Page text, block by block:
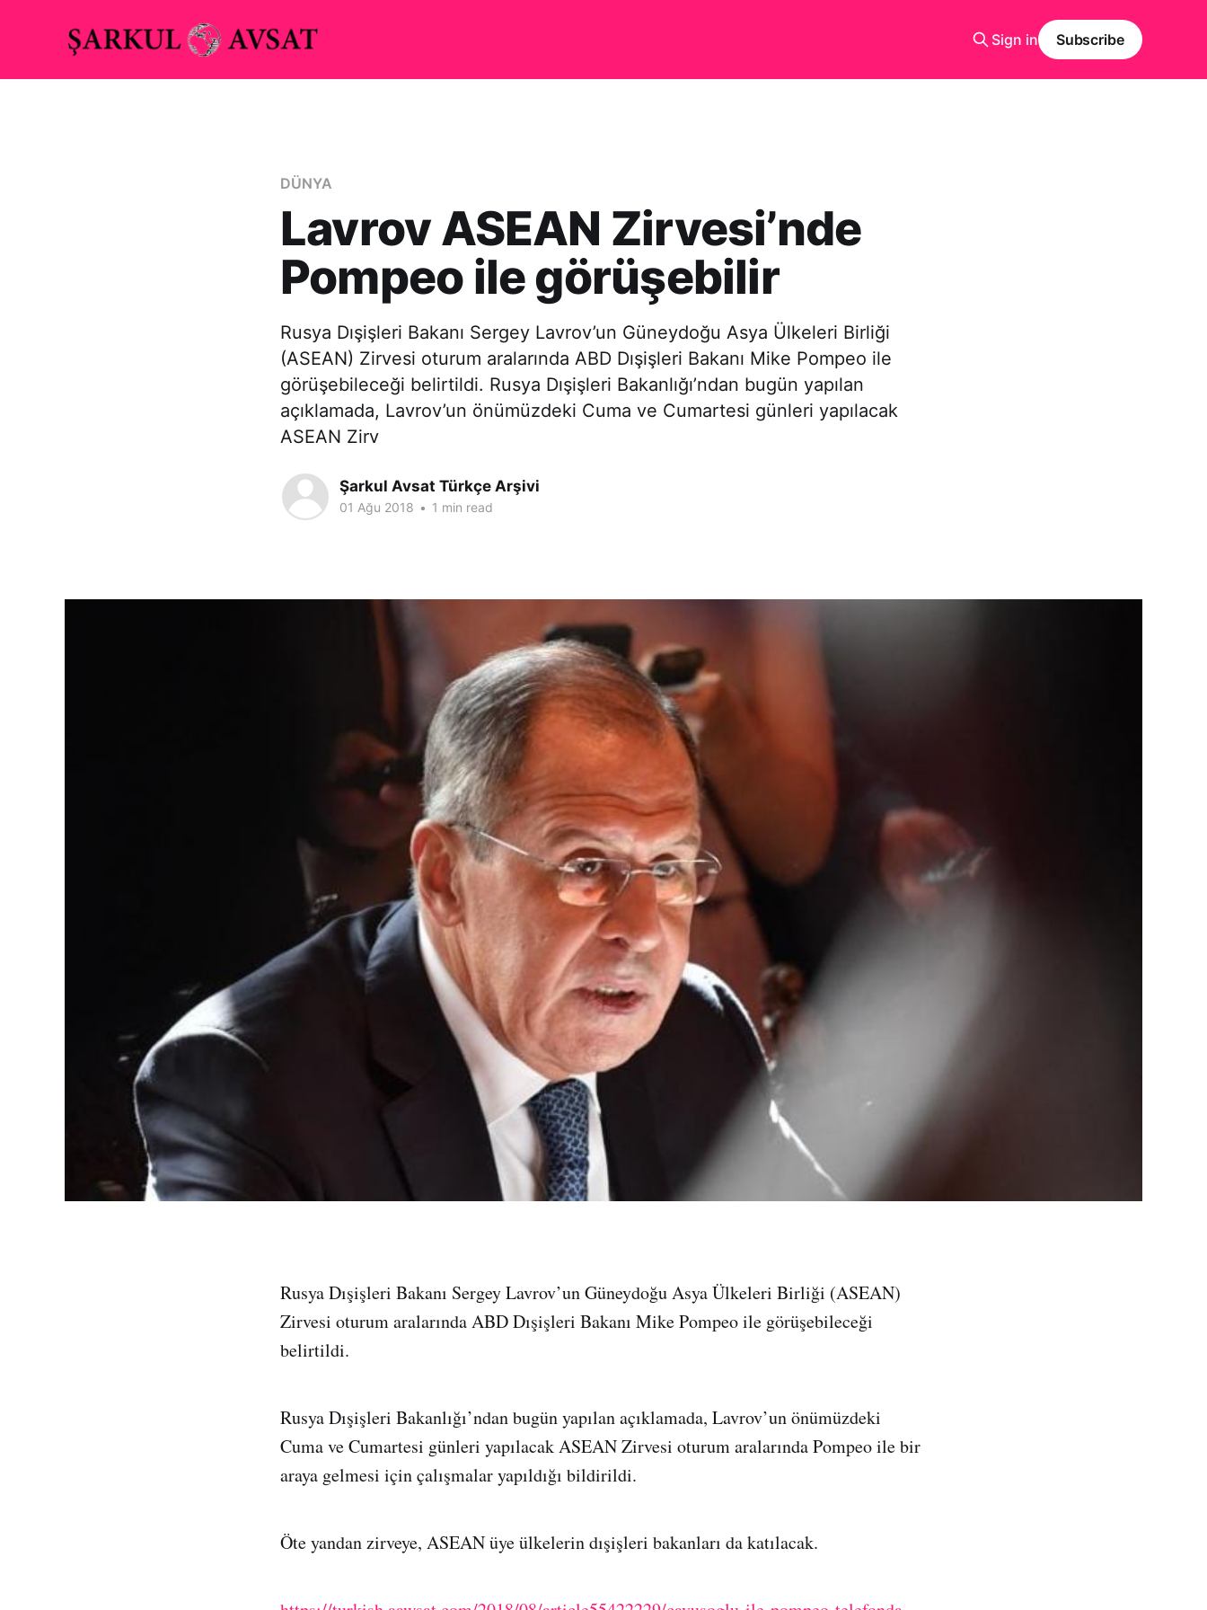
Sign in Subscribe
DÜNYA
Lavrov ASEAN Zirvesi’nde
Pompeo ile görüşebilir
Rusya Dışişleri Bakanı Sergey Lavrov’un Güneydoğu Asya Ülkeleri Birliği
(ASEAN) Zirvesi oturum aralarında ABD Dışişleri Bakanı Mike Pompeo ile
görüşebileceği belirtildi. Rusya Dışişleri Bakanlığı’ndan bugün yapılan
açıklamada, Lavrov’un önümüzdeki Cuma ve Cumartesi günleri yapılacak
ASEAN Zirv
Şarkul Avsat Türkçe Arşivi
01 Ağu 2018 • 1 min read
Rusya Dışişleri Bakanı Sergey Lavrov’un Güneydoğu Asya Ülkeleri Birliği (ASEAN)
Zirvesi oturum aralarında ABD Dışişleri Bakanı Mike Pompeo ile görüşebileceği
belirtildi.
Rusya Dışişleri Bakanlığı’ndan bugün yapılan açıklamada, Lavrov’un önümüzdeki
Cuma ve Cumartesi günleri yapılacak ASEAN Zirvesi oturum aralarında Pompeo ile bir
araya gelmesi için çalışmalar yapıldığı bildirildi.
Öte yandan zirveye, ASEAN üye ülkelerin dışişleri bakanları da katılacak.